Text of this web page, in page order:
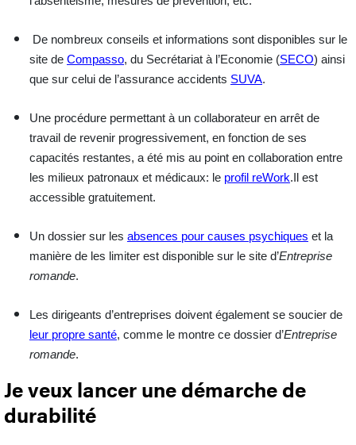
De nombreux conseils et informations sont disponibles sur le
site de Compasso, du Secrétariat à l’Economie (SECO) ainsi
que sur celui de l’assurance accidents SUVA.
Une procédure permettant à un collaborateur en arrêt de
travail de revenir progressivement, en fonction de ses
capacités restantes, a été mis au point en collaboration entre
les milieux patronaux et médicaux: le profil reWork.Il est
accessible gratuitement.
Un dossier sur les absences pour causes psychiques et la
manière de les limiter est disponible sur le site d’Entreprise
romande.
Les dirigeants d’entreprises doivent également se soucier de
leur propre santé, comme le montre ce dossier d’Entreprise
romande.
Je veux lancer une démarche de
durabilité